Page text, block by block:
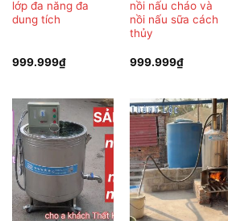
lớp đa năng đa
dung tích
999.999₫
nồi nấu cháo và
nồi nấu sữa cách
thủy
999.999₫